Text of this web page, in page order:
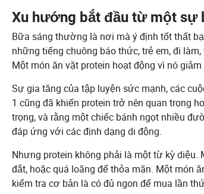
Xu hướng bắt đầu từ một sự
Bữa sáng thường là nơi mà ý định tốt thất
những tiếng chuông báo thức, trẻ em, đi
Một món ăn vặt protein hoạt động vì nó
Sự gia tăng của tập luyện sức mạnh, các
1 cũng đã khiến protein trở nên quan trọng
trọng, và rằng một chiếc bánh ngọt nhiều
đáp ứng với các định dạng di động.
Nhưng protein không phải là một từ kỳ diệu.
đắt, hoặc quá loãng để thỏa mãn. Một món
kiểm tra cơ bản là có đủ ngon để mua lần